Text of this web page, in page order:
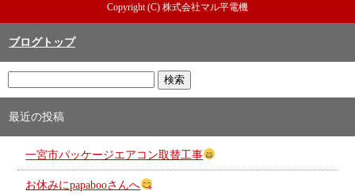
Copyright (C) 株式会社マル平電機
ブログトップ
最近の投稿
一宮市パッケージエアコン取替工事
お休みにpapabooさんへ